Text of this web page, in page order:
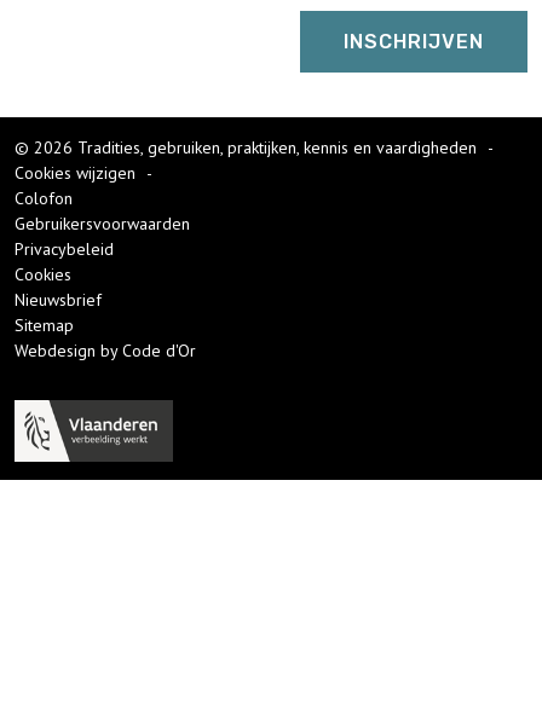
© 2026 Tradities, gebruiken, praktijken, kennis en vaardigheden
-
Cookies wijzigen
-
Colofon
Gebruikersvoorwaarden
Privacybeleid
Cookies
Nieuwsbrief
Sitemap
Webdesign by Code d'Or